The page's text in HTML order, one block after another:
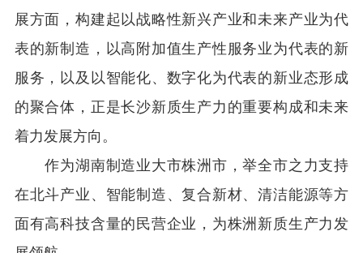
展方面，构建起以战略性新兴产业和未来产业为代
表的新制造，以高附加值生产性服务业为代表的新
服务，以及以智能化、数字化为代表的新业态形成
的聚合体，正是长沙新质生产力的重要构成和未来
着力发展方向。
作为湖南制造业大市株洲市，举全市之力支持
在北斗产业、智能制造、复合新材、清洁能源等方
面有高科技含量的民营企业，为株洲新质生产力发